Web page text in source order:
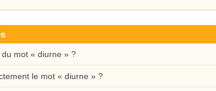
mot « diurne » ?
le mot « diurne » ?